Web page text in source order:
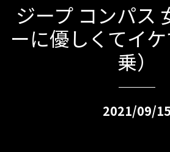
ジープ コンパス
ーに優しくてイ
乗）
2021/09/15